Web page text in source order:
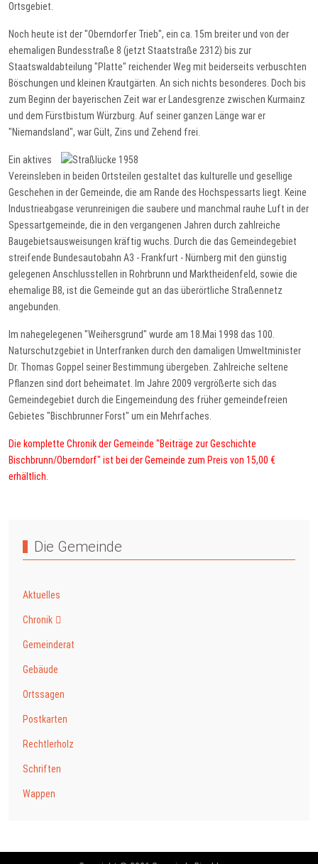
Ortsgebiet.
Noch heute ist der "Oberndorfer Trieb", ein ca. 15m breiter und von der
ehemaligen Bundesstraße 8 (jetzt Staatstraße 2312) bis zur
Staatswaldabteilung "Platte" reichender Weg mit beiderseits verbuschten
Böschungen und kleinen Krautgärten. An sich nichts besonderes. Doch bis
zum Beginn der bayerischen Zeit war er Landesgrenze zwischen Kurmainz
und dem Fürstbistum Würzburg. Auf seiner ganzen Länge war er
"Niemandsland", war Gült, Zins und Zehend frei.
Ein aktives
Vereinsleben in beiden Ortsteilen gestaltet das kulturelle und gesellige
Geschehen in der Gemeinde, die am Rande des Hochspessarts liegt. Keine
Industrieabgase verunreinigen die saubere und manchmal rauhe Luft in der
Spessartgemeinde, die in den vergangenen Jahren durch zahlreiche
Baugebietsausweisungen kräftig wuchs. Durch die das Gemeindegebiet
streifende Bundesautobahn A3 - Frankfurt - Nürnberg mit den günstig
gelegenen Anschlusstellen in Rohrbrunn und Marktheidenfeld, sowie die
ehemalige B8, ist die Gemeinde gut an das überörtliche Straßennetz
angebunden.
Im nahegelegenen "Weihersgrund" wurde am 18.Mai 1998 das 100.
Naturschutzgebiet in Unterfranken durch den damaligen Umweltminister
Dr. Thomas Goppel seiner Bestimmung übergeben. Zahlreiche seltene
Pflanzen sind dort beheimatet. Im Jahre 2009 vergrößerte sich das
Gemeindegebiet durch die Eingemeindung des früher gemeindefreien
Gebietes "Bischbrunner Forst" um ein Mehrfaches.
Die komplette Chronik der Gemeinde "Beiträge zur Geschichte
Bischbrunn/Oberndorf" ist bei der Gemeinde zum Preis von 15,00 €
erhältlich.
Die Gemeinde
Aktuelles
Chronik
Gemeinderat
Gebäude
Ortssagen
Postkarten
Rechtlerholz
Schriften
Wappen